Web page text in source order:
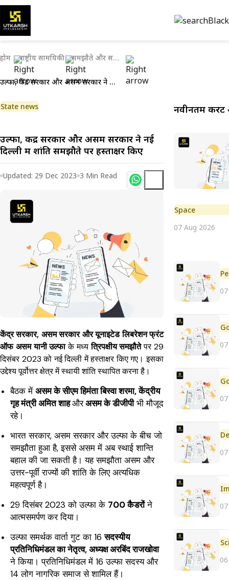
होम राष्ट्रीय सामयिकी समझौते और समझौता ज्ञापन
उल्फा, केंद्र सरकार और असम सरकार ने नई दिल्ली में शांति समझौते पर हस्ताक्षर किए
State news
उल्फा, केंद्र सरकार और असम सरकार ने नई
दिल्ली में शांति समझौते पर हस्ताक्षर किए
Updated: 29 Dec 2023 3 Min Read
केंद्र सरकार, असम सरकार और यूनाइटेड लिबरेशन फ्रंट
ऑफ असम यानी उल्‍फाके मध्यत्रिपक्षीय समझौतेपर 29
दिसंबर 2023 को नई दिल्ली में हस्‍ताक्षर किए गए। इसका
उद्देश्‍य पूर्वोत्तर क्षेत्र में स्थायी शांति स्‍थापित करना है।
बैठक में असम के सीएम हिमंता बिस्वा शरमा, केंद्रीय
गृह मंत्री अमित शाहऔरअसम के डीजीपीभी मौजूद
रहे।
भारत सरकार, असम सरकार और उल्‍फा के बीच जो
समझौता हुआ है, इससे असम में अब स्थाई शान्ति
बहाल की जा सकती है। यह समझौता असम और
उत्तर-पूर्वी राज्यों की शांति के लिए अत्यधिक
महत्वपूर्ण है।
29 दिसंबर 2023 को उल्फा के 700 कैडरोंने
आत्मसमर्पण कर दिया।
उल्फा समर्थक वार्ता गुट का 16सदस्यीय
प्रतिनिधिमंडल का नेतृत्व, अध्यक्ष अरबिंद राजखोवा
ने किया। प्रतिनिधिमंडल में 16 उल्फा सदस्य और
14 लोग नागरिक समाज से शामिल हैं।
नवीनतम करेंट
Space
07 Aug 2026